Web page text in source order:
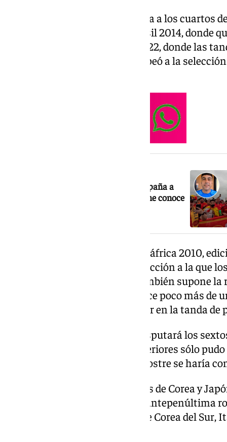
16 años después, España regresa a los cuartos
Después de los fracasos en Brasil 2014, donde
grupos, y Rusia 2018 y Qatar 2022, donde las
Marruecos, respectivamente, apeó a la
El carismático malagueño que acompaña a
España con su trompeta: «La gente me conoce
Esta vez, como ocurriera en Sudáfrica 2010,
el título, Portugal ha sido la selección a la que
en la cuneta. Un triunfo que también supone
Liga de Naciones, disputada hace poco más de
hicieron con el título tras vencer en la tanda de
Ahora, la selección española disputará los
en su historia. En los cinco anteriores sólo
edición de 2010, en la que a la postre se haría
Más dolorosos son los recuerdos de Corea y
1986 e Italia 1934, en los que la antepenúltima
última para España al caer ante Corea del Sur,